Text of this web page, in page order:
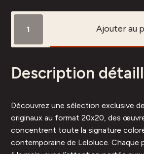
Carré
81
Ajouter au
Description
Découvrez une sélection exclusive
originaux au format 20x20, des
concentrent toute la signature
contemporaine de Leloluce. Chaque